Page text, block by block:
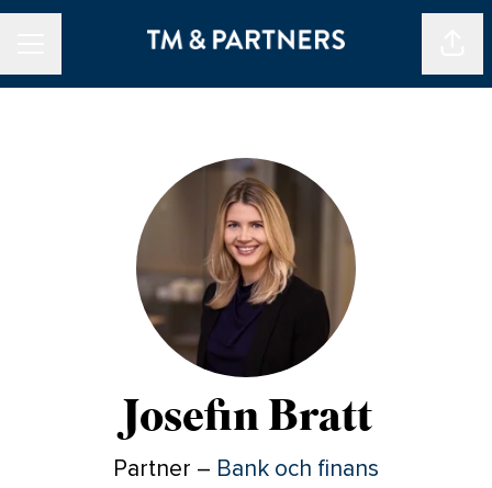
Josefin Bratt
Partner – Bank och finans